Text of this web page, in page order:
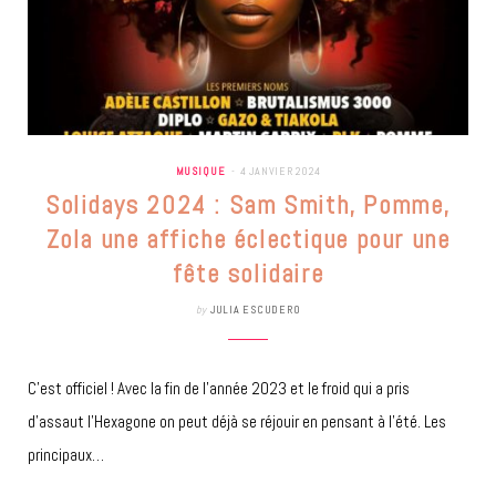
MUSIQUE 4 JANVIER 2024
Solidays 2024 : Sam Smith, Pomme,
Zola une affiche éclectique pour une
fête solidaire
by JULIA ESCUDERO
C’est officiel ! Avec la fin de l’année 2023 et le froid qui a pris
d’assaut l’Hexagone on peut déjà se réjouir en pensant à l’été. Les
principaux…